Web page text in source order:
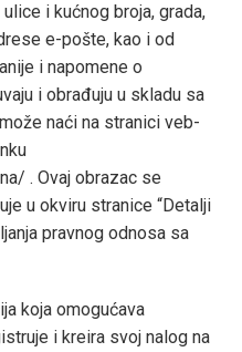
i kućnog broja, grada,
e-pošte, kao i od
i napomene o
i obrađuju u skladu sa
naći na stranici veb-
. Ovaj obrazac se
u okviru stranice “Detalji
pravnog odnosa sa
koja omogućava
i kreira svoj nalog na